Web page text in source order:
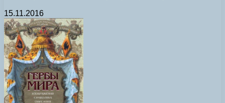
15.11.2016